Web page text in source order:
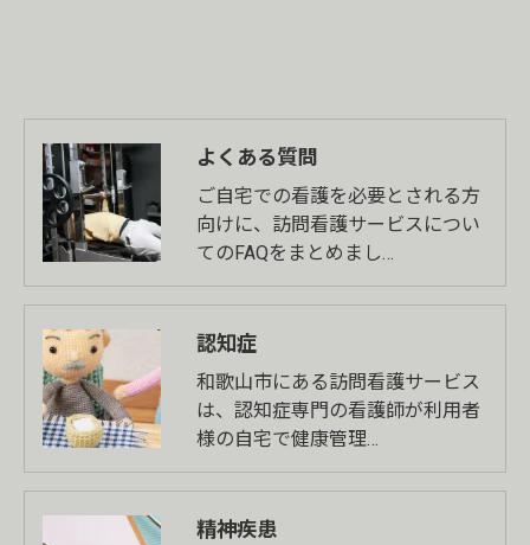
よくある質問
ご自宅での看護を必要とされる方
向けに、訪問看護サービスについ
てのFAQをまとめまし…
認知症
和歌山市にある訪問看護サービス
は、認知症専門の看護師が利用者
様の自宅で健康管理…
精神疾患